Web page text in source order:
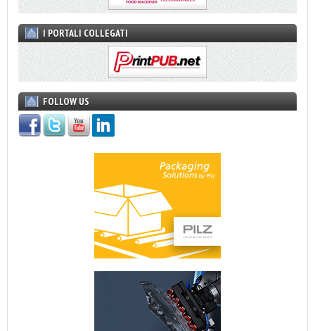
I PORTALI COLLEGATI
FOLLOW US